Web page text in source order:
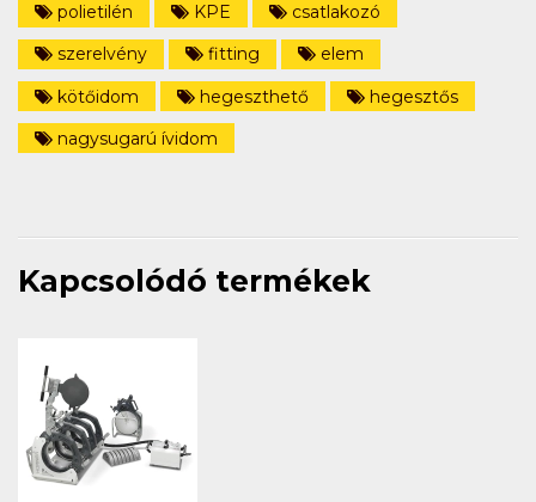
polietilén
KPE
csatlakozó
szerelvény
fitting
elem
kötőidom
hegeszthető
hegesztős
nagysugarú ívidom
Kapcsolódó termékek